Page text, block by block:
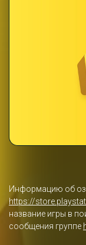
Информацию об
https://
название игры в
сообщения группе